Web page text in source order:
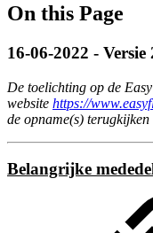
On this Page
16-06-2022 - Versie
De toelichting op de
website https://
de opname(s)
Belangrijke